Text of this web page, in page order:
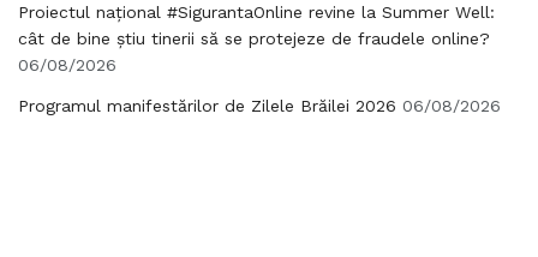
Proiectul național #SigurantaOnline revine la Summer Well:
cât de bine știu tinerii să se protejeze de fraudele online?
06/08/2026
Programul manifestărilor de Zilele Brăilei 2026 06/08/2026